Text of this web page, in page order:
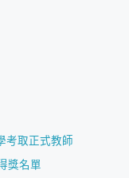
考取正式教師
獎名單